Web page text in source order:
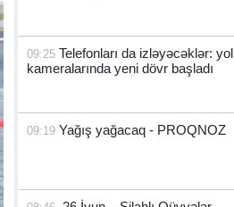
09:25 Telefonları da izləyəcəklər: yol
kameralarında yeni dövr başladı
09:19 Yağış yağacaq - PROQNOZ